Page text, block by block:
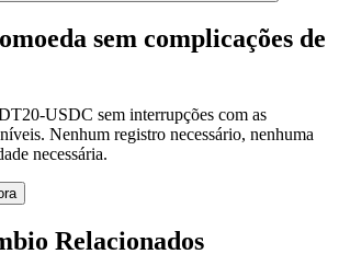
sem complicações de
USDC sem interrupções com as
Nenhum registro necessário, nenhuma
necessária.
Relacionados